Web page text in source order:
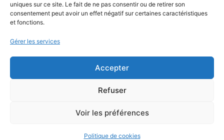
uniques sur ce site. Le fait de ne pas consentir ou de retirer son
consentement peut avoir un effet négatif sur certaines caractéristiques
et fonctions.
Gérer les services
Accepter
Refuser
Voir les préférences
Politique de cookies
Assistantes maternelles
Vous pouvez télécharger la listes des assistantes
commune. Ce document nous est fourni par le
Liste des assistances maternelles 2026